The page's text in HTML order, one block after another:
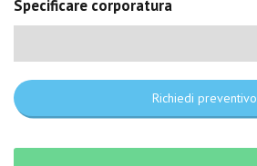
Specificare corporatura
Richiedi preventivo